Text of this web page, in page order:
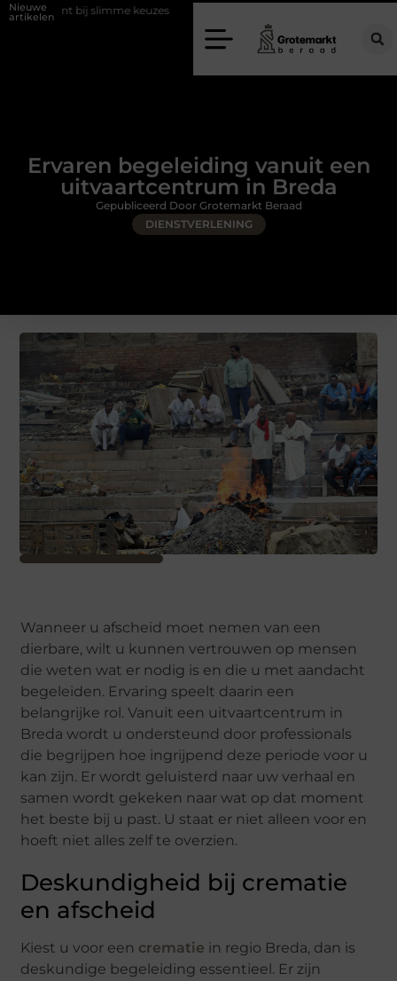
Nieuwe
artikelen
slimme keuzes Waarom kiezen voor een rijschool in Utrecht?
Ervaren begeleiding vanuit een
uitvaartcentrum in Breda
DIENSTVERLENING
Gepubliceerd Door Grotemarkt Beraad
Wanneer u afscheid moet nemen van een
dierbare, wilt u kunnen vertrouwen op mensen
die weten wat er nodig is en die u met aandacht
begeleiden. Ervaring speelt daarin een
belangrijke rol. Vanuit een uitvaartcentrum in
Breda wordt u ondersteund door professionals
die begrijpen hoe ingrijpend deze periode voor u
kan zijn. Er wordt geluisterd naar uw verhaal en
samen wordt gekeken naar wat op dat moment
het beste bij u past. U staat er niet alleen voor en
hoeft niet alles zelf te overzien.
Deskundigheid bij crematie
en afscheid
Kiest u voor een crematie in regio Breda, dan is
deskundige begeleiding essentieel. Er zijn